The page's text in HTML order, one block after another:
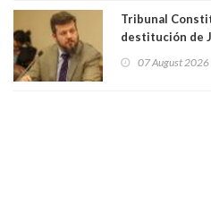
Tribunal
destitución de
justicia
07 August 2026